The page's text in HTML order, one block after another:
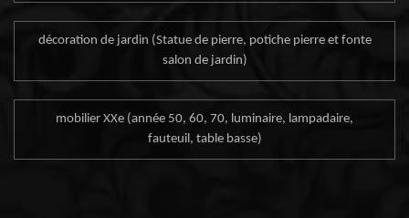
décoration de jardin (Statue de pierre, potiche pierre et fonte
salon de jardin)
mobilier XXe (année 50, 60, 70, luminaire, lampadaire,
fauteuil, table basse)